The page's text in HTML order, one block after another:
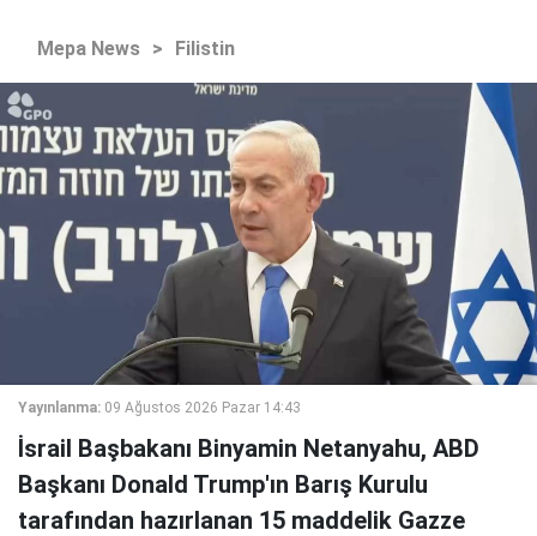
Mepa News > Filistin
Yayınlanma: 09 Ağustos 2026 Pazar 14:43
İsrail Başbakanı Binyamin Netanyahu, ABD
Başkanı Donald Trump'ın Barış Kurulu
tarafından hazırlanan 15 maddelik Gazze